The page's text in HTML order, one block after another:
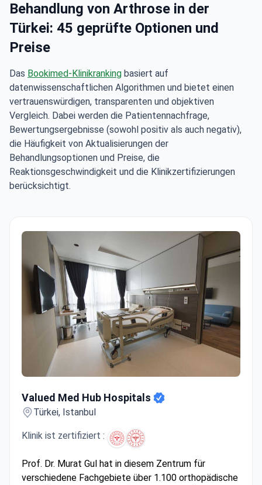
Behandlung von Arthrose in der
Türkei: 45 geprüfte Optionen und
Preise
Das Bookimed-Klinikranking basiert auf
datenwissenschaftlichen Algorithmen und bietet einen
vertrauenswürdigen, transparenten und objektiven
Vergleich. Dabei werden die Patientennachfrage,
Bewertungsergebnisse (sowohl positiv als auch negativ),
die Häufigkeit von Aktualisierungen der
Behandlungsoptionen und Preise, die
Reaktionsgeschwindigkeit und die Klinikzertifizierungen
berücksichtigt.
Valued Med Hub Hospitals
Türkei, Istanbul
Klinik ist zertifiziert :
Prof. Dr. Murat Gul hat in diesem Zentrum für
verschiedene Fachgebiete über 1.100 orthopädische